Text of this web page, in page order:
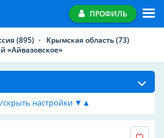
ПРОФИЛЬ
(895) Крымская область(73)
«Айвазовское»
скрыть настройки ▼▲